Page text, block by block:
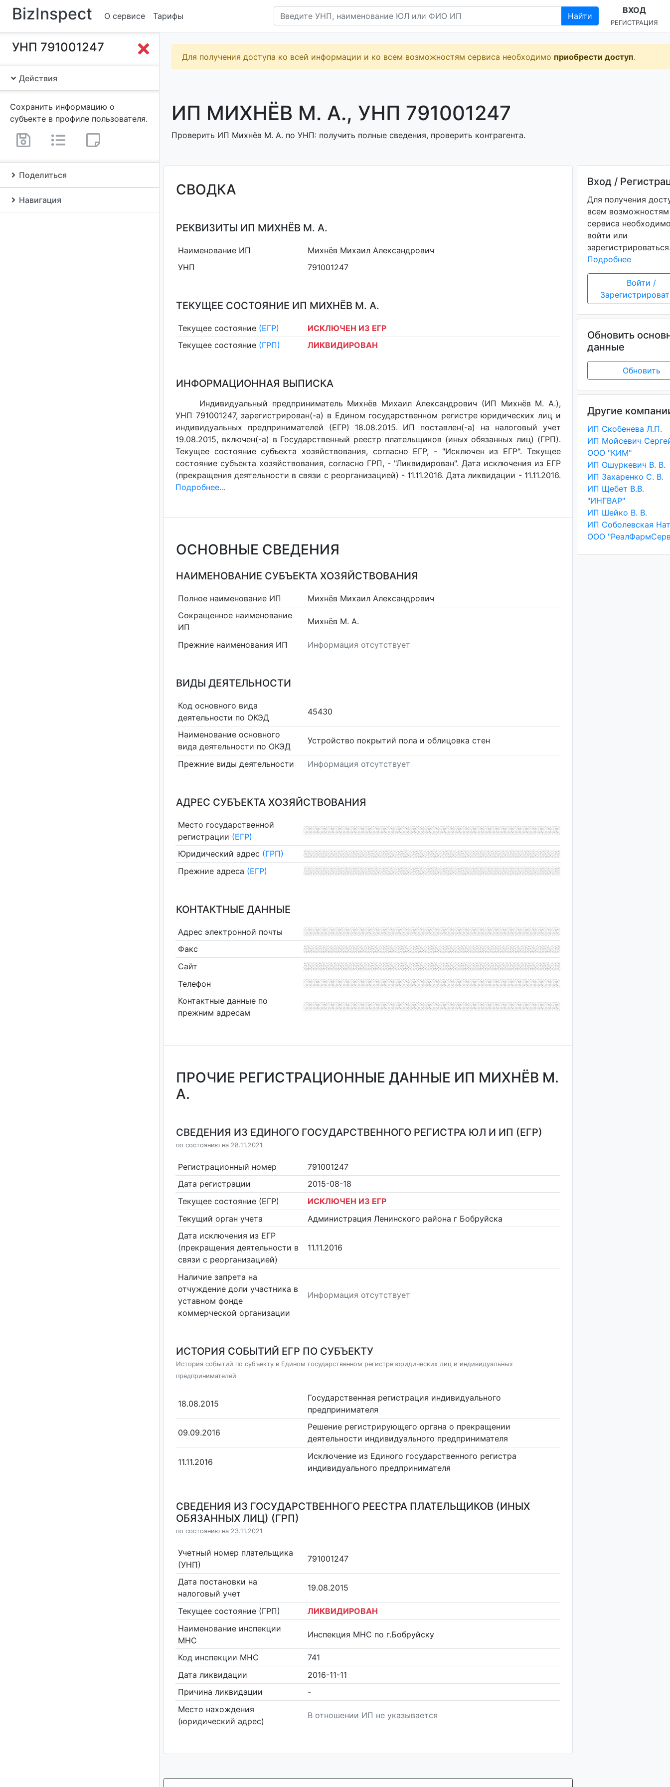
BizInspect О сервисе Тарифы Найти
ВХОД
РЕГИСТРАЦИЯ
УНП 791001247
Действия
Сохранить информацию о
субъекте в профиле пользователя.
Поделиться
Навигация
Для получения доступа ко всей информации и ко всем возможностям сервиса необходимо приобрести доступ.
ИП МИХНЁВ М. А., УНП 791001247
Проверить ИП Михнёв М. А. по УНП: получить полные сведения, проверить контрагента.
СВОДКА
РЕКВИЗИТЫ ИП МИХНЁВ М. А.
Наименование ИП
Михнёв Михаил Александрович
УНП
791001247
ТЕКУЩЕЕ СОСТОЯНИЕ ИП МИХНЁВ М. А.
Текущее состояние (ЕГР)
ИСКЛЮЧЕН ИЗ ЕГР
Текущее состояние (ГРП) ЛИКВИДИРОВАН
ИНФОРМАЦИОННАЯ ВЫПИСКА
Индивидуальный предприниматель Михнёв Михаил Александрович (ИП Михнёв М. А.),
УНП 791001247, зарегистрирован(-а) в Едином государственном регистре юридических лиц и
индивидуальных предпринимателей (ЕГР) 18.08.2015. ИП поставлен(-a) на налоговый учет
19.08.2015, включен(-a) в Государственный реестр плательщиков (иных обязанных лиц) (ГРП).
Текущее состояние субъекта хозяйствования, согласно ЕГР, - "Исключен из ЕГР". Текущее
состояние субъекта хозяйствования, согласно ГРП, - "Ликвидирован". Дата исключения из ЕГР
(прекращения деятельности в связи с реорганизацией) - 11.11.2016. Дата ликвидации - 11.11.2016.
Подробнее...
ОСНОВНЫЕ СВЕДЕНИЯ
НАИМЕНОВАНИЕ СУБЪЕКТА ХОЗЯЙСТВОВАНИЯ
Полное наименование ИП
Михнёв Михаил Александрович
Сокращенное наименование
ИП
Михнёв М. А.
Прежние наименования ИП Информация отсутствует
ВИДЫ ДЕЯТЕЛЬНОСТИ
Код основного вида
деятельности по ОКЭД
45430
Наименование основного
вида деятельности по ОКЭД
Устройство покрытий пола и облицовка стен
Прежние виды деятельности Информация отсутствует
АДРЕС СУБЪЕКТА ХОЗЯЙСТВОВАНИЯ
Место государственной
регистрации (ЕГР)
Юридический адрес (ГРП)
Прежние адреса (ЕГР)
КОНТАКТНЫЕ ДАННЫЕ
Адрес электронной почты
Факс
Сайт
Телефон
Контактные данные по
прежним адресам
ПРОЧИЕ РЕГИСТРАЦИОННЫЕ ДАННЫЕ ИП МИХНЁВ М.
А.
СВЕДЕНИЯ ИЗ ЕДИНОГО ГОСУДАРСТВЕННОГО РЕГИСТРА ЮЛ И ИП (ЕГР)
по состоянию на 28.11.2021
Регистрационный номер
791001247
Дата регистрации
2015-08-18
Текущее состояние (ЕГР)
ИСКЛЮЧЕН ИЗ ЕГР
Текущий орган учета
Администрация Ленинского района г Бобруйска
Дата исключения из ЕГР
(прекращения деятельности в
связи с реорганизацией)
11.11.2016
Наличие запрета на
отчуждение доли участника в
уставном фонде
коммерческой организации
Информация отсутствует
ИСТОРИЯ СОБЫТИЙ ЕГР ПО СУБЪЕКТУ
История событий по субъекту в Едином государственном регистре юридических лиц и индивидуальных
предпринимателей
18.08.2015
Государственная регистрация индивидуального
предпринимателя
09.09.2016
Решение регистрирующего органа о прекращении
деятельности индивидуального предпринимателя
11.11.2016
Исключение из Единого государственного регистра
индивидуального предпринимателя
СВЕДЕНИЯ ИЗ ГОСУДАРСТВЕННОГО РЕЕСТРА ПЛАТЕЛЬЩИКОВ (ИНЫХ
ОБЯЗАННЫХ ЛИЦ) (ГРП)
по состоянию на 23.11.2021
Учетный номер плательщика
(УНП)
791001247
Дата постановки на
налоговый учет
19.08.2015
Текущее состояние (ГРП)
ЛИКВИДИРОВАН
Наименование инспекции
МНС
Инспекция МНС по г.Бобруйску
Код инспекции МНС
741
Дата ликвидации
2016-11-11
Причина ликвидации
-
Место нахождения
(юридический адрес)
В отношении ИП не указывается
Вход /
Для получения
всем возможностям
сервиса
войти или
Подробнее
Войти /
Обновить
данные
Обновить
Другие
ИП Скобенева Л.П.
ООО "КИМ"
ИП Ошуркевич В. В.
ИП Захаренко С. В.
ИП Щебет В.В.
"ИНГВАР"
ИП Шейко В. В.
ООО